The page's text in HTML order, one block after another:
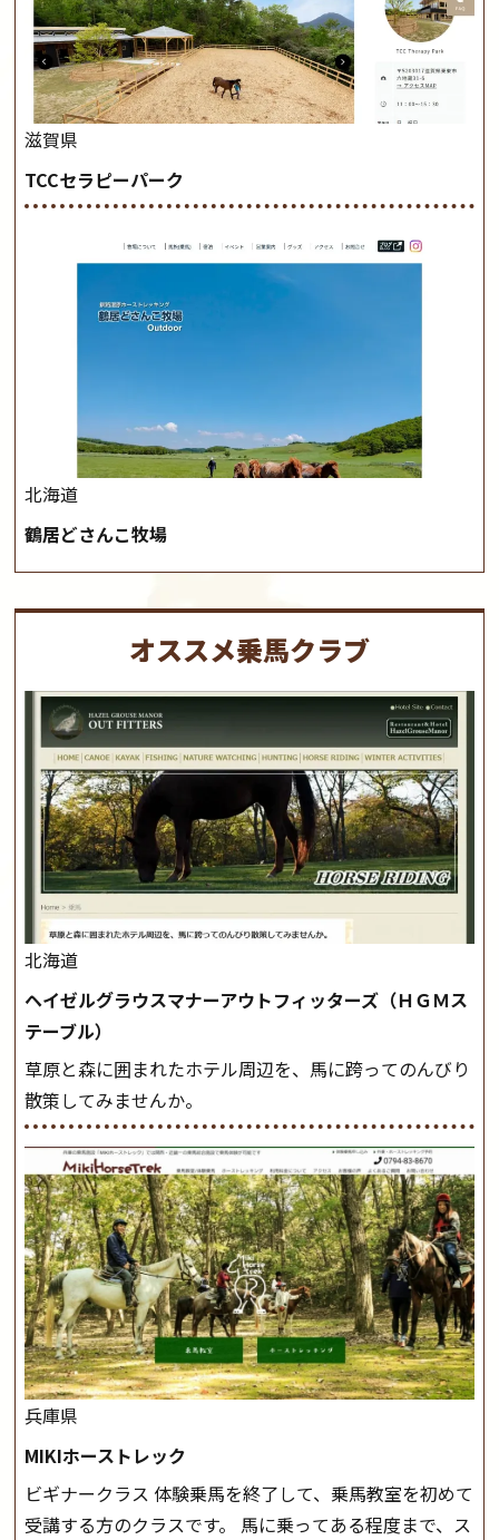
滋賀県
TCCセラピーパーク
北海道
鶴居どさんこ牧場
オススメ乗馬クラブ
北海道
ヘイゼルグラウスマナーアウトフィッターズ（ＨＧＭス
テーブル）
草原と森に囲まれたホテル周辺を、馬に跨ってのんびり
散策してみませんか。
兵庫県
MIKIホーストレック
ビギナークラス 体験乗馬を終了して、乗馬教室を初めて
受講する方のクラスです。 馬に乗ってある程度まで、ス